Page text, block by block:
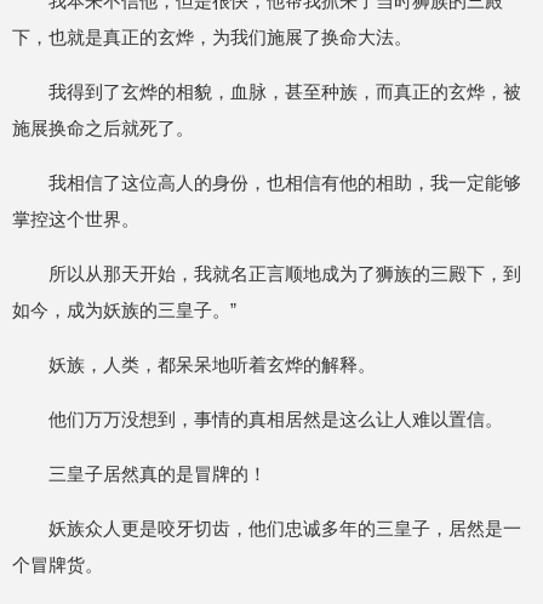
下，也就是真正的玄烨，为我们施展了换命大法。
我得到了玄烨的相貌，血脉，甚至种族，而真正的玄烨，被
施展换命之后就死了。
我相信了这位高人的身份，也相信有他的相助，我一定能够
掌控这个世界。
所以从那天开始，我就名正言顺地成为了狮族的三殿下，到
如今，成为妖族的三皇子。”
妖族，人类，都呆呆地听着玄烨的解释。
他们万万没想到，事情的真相居然是这么让人难以置信。
三皇子居然真的是冒牌的！
妖族众人更是咬牙切齿，他们忠诚多年的三皇子，居然是一
个冒牌货。